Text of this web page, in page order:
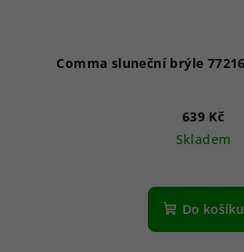
639 Kč
Skladem
Do košíku